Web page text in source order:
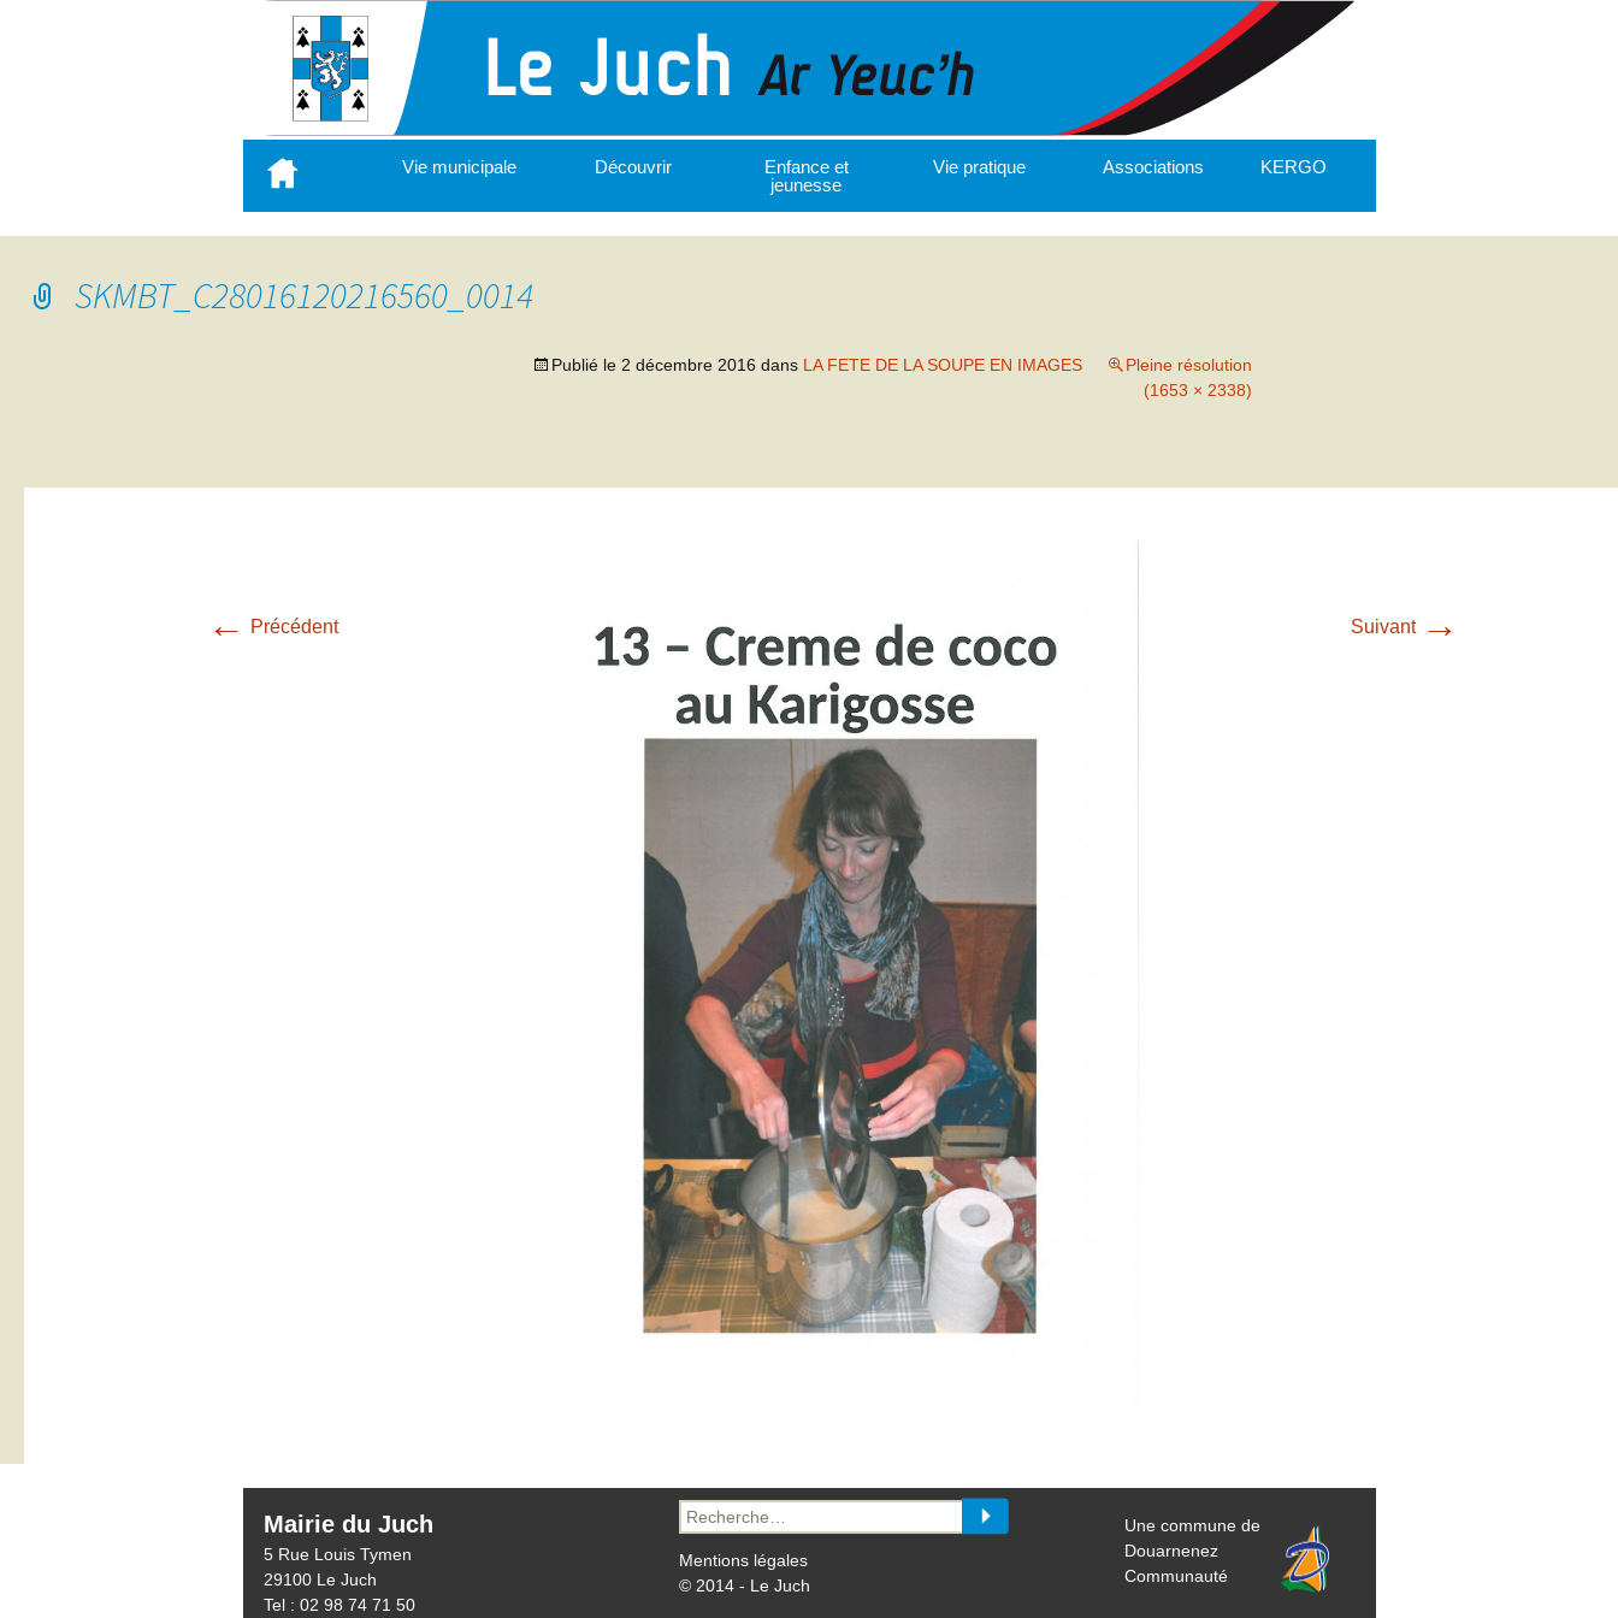
contenu
principal
Vie municipale Découvrir
Enfance et
jeunesse
Vie pratique Associations KERGO
SKMBT_C28016120216560_0014
Publié le 2 décembre 2016 dans LA FETE DE LA SOUPE EN IMAGES
Pleine résolution
(1653 × 2338)
← Précédent Suivant →
Mairie du Juch
5 Rue Louis Tymen
29100 Le Juch
Tel : 02 98 74 71 50
Recherche
pour :
Mentions légales
© 2014 - Le Juch
Une commune de
Douarnenez
Communauté